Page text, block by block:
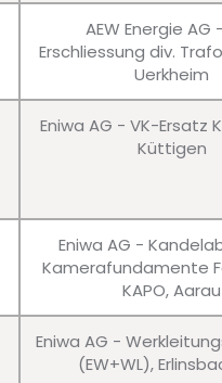
AEW Energie AG
Erschliessung div.
Uerkheim
Eniwa AG - VK-Ersatz
Küttigen
Eniwa AG -
Kamerafundamente
KAPO, Aarau
Eniwa AG -
(EW+WL),